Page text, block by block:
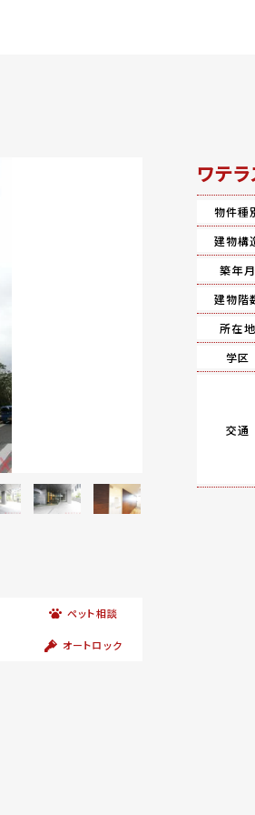
ペット相談
オートロック
ワテ
物件種
建物構
築年月
建物階
所在地
学区
交通